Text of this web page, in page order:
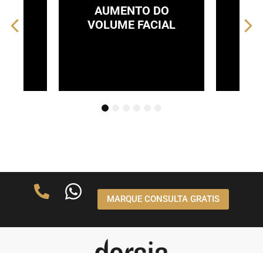
AUMENTO DO
VOLUME FACIAL
4
MARQUE CONSULTA GRATIS